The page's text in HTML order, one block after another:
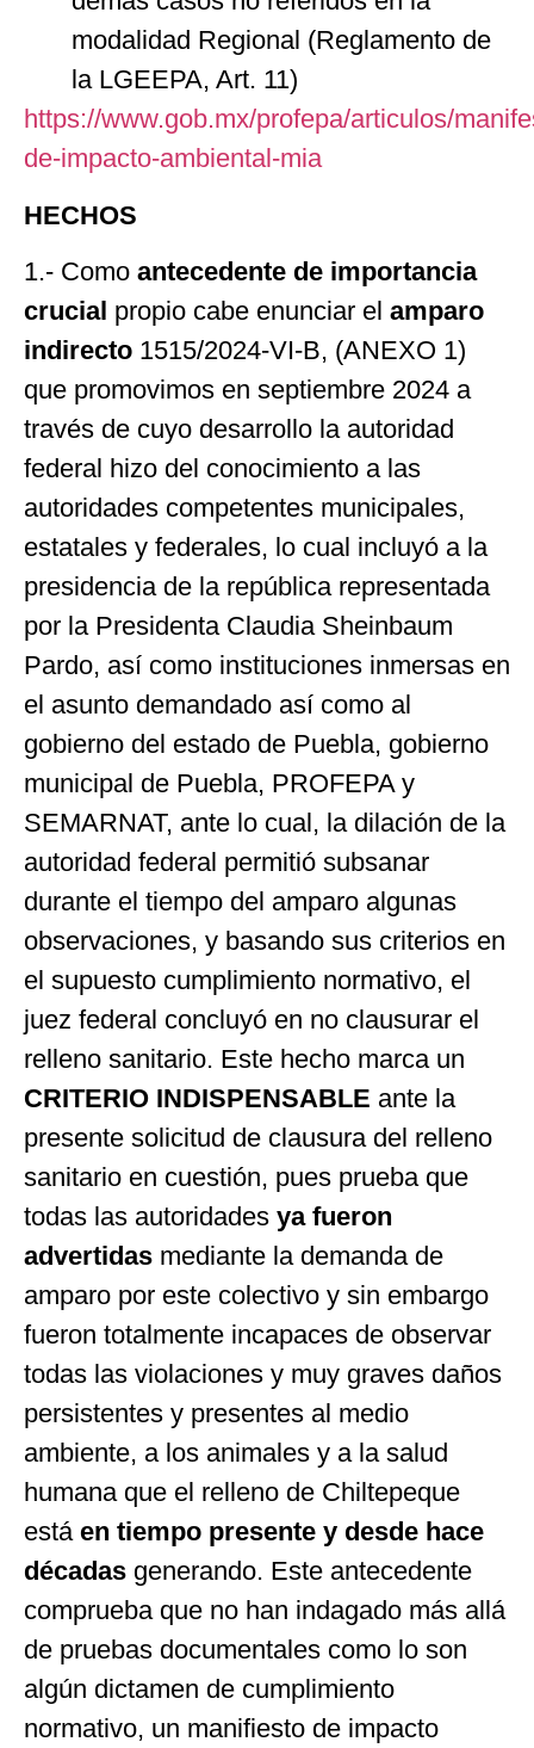
modalidad Regional (Reglamento de
la LGEEPA, Art. 11)
https://www.gob.mx/profepa/articulos/
de-impacto-ambiental-mia
HECHOS
1.- Como antecedente de importancia
crucial propio cabe enunciar el amparo
indirecto 1515/2024-VI-B, (ANEXO 1)
que promovimos en septiembre 2024 a
través de cuyo desarrollo la autoridad
federal hizo del conocimiento a las
autoridades competentes municipales,
estatales y federales, lo cual incluyó a la
presidencia de la república representada
por la Presidenta Claudia Sheinbaum
Pardo, así como instituciones inmersas en
el asunto demandado así como al
gobierno del estado de Puebla, gobierno
municipal de Puebla, PROFEPA y
SEMARNAT, ante lo cual, la dilación de la
autoridad federal permitió subsanar
durante el tiempo del amparo algunas
observaciones, y basando sus criterios en
el supuesto cumplimiento normativo, el
juez federal concluyó en no clausurar el
relleno sanitario. Este hecho marca un
CRITERIO INDISPENSABLE ante la
presente solicitud de clausura del relleno
sanitario en cuestión, pues prueba que
todas las autoridades ya fueron
advertidas mediante la demanda de
amparo por este colectivo y sin embargo
fueron totalmente incapaces de observar
todas las violaciones y muy graves daños
persistentes y presentes al medio
ambiente, a los animales y a la salud
humana que el relleno de Chiltepeque
está en tiempo presente y desde hace
décadas generando. Este antecedente
comprueba que no han indagado más allá
de pruebas documentales como lo son
algún dictamen de cumplimiento
normativo, un manifiesto de impacto